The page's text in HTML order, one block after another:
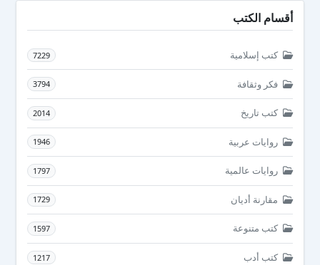
أقسام الكتب
كتب إسلامية 7229
فكر وثقافة 3794
كتب تاريخ 2014
روايات عربية 1946
روايات عالمية 1797
مقارنة أديان 1729
كتب متنوعة 1597
كتب أدب 1217